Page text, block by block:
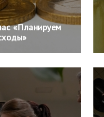
«Планируем